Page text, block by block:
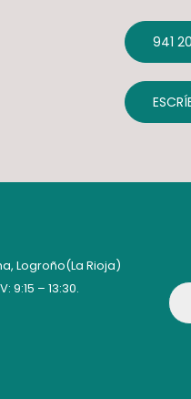
941
Logroño(La Rioja)
9:15 – 13:30.